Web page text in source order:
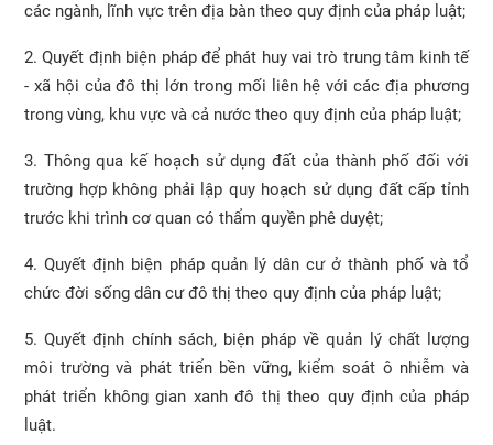
các ngành, lĩnh vực trên địa bàn theo quy định của pháp luật;
2. Quyết định biện pháp để phát huy vai trò trung tâm kinh tế
- xã hội của đô thị lớn trong mối liên hệ với các địa phương
trong vùng, khu vực và cả nước theo quy định của pháp luật;
3. Thông qua kế hoạch sử dụng đất của thành phố đối với
trường hợp không phải lập quy hoạch sử dụng đất cấp tỉnh
trước khi trình cơ quan có thẩm quyền phê duyệt;
4. Quyết định biện pháp quản lý dân cư ở thành phố và tổ
chức đời sống dân cư đô thị theo quy định của pháp luật;
5. Quyết định chính sách, biện pháp về quản lý chất lượng
môi trường và phát triển bền vững, kiểm soát ô nhiễm và
phát triển không gian xanh đô thị theo quy định của pháp
luật.